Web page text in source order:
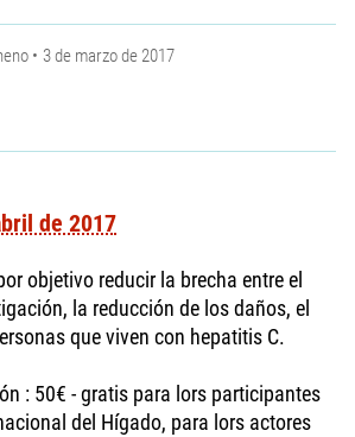
3 de marzo de 2017
de 2017
objetivo reducir la brecha entre el
la reducción de los daños, el
que viven con hepatitis C.
: 50€ - gratis para lors participantes
del Hígado, para lors actores